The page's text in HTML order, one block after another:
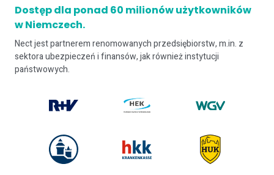
Dostęp dla ponad 60 milionów użytkowników
w Niemczech.
Nect jest partnerem renomowanych przedsiębiorstw, m.in. z
sektora ubezpieczeń i finansów, jak również instytucji
państwowych.